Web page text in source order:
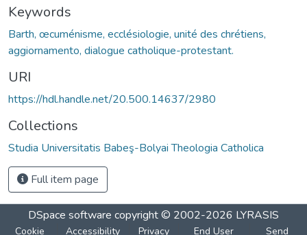
Keywords
Barth, œcuménisme, ecclésiologie, unité des chrétiens,
aggiornamento, dialogue catholique-protestant.
URI
https://hdl.handle.net/20.500.14637/2980
Collections
Studia Universitatis Babeş-Bolyai Theologia Catholica
Full item page
DSpace software copyright © 2002-2026 LYRASIS
Cookie Accessibility Privacy End User Send